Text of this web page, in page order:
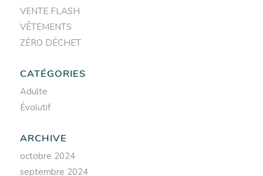
VENTE FLASH
VÊTEMENTS
ZÉRO DÉCHET
CATÉGORIES
Adulte
Évolutif
ARCHIVE
octobre 2024
septembre 2024